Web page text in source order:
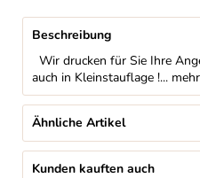
Beschreibung
Wir drucken für Sie Ihre
auch in Kleinstauflage !... mehr
Ähnliche Artikel
Kunden kauften auch